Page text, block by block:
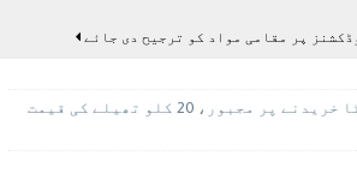
پر مقامی مواد کو ترجیح دی جائے
تازہ ترين
کراچی اور اسلام آباد کے شہری سب سے مہنگا آٹا خریدنے پر مجبور، 20 کلو تھیلے کی قیمت